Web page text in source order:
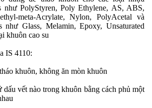
như PolyStyren, Poly Ethylene, AS, ABS,
meta-Acrylate, Nylon, PolyAcetal và
như Glass, Melamin, Epoxy, Unsaturated
khuôn cao su
IS 4110:
khuôn, không ăn mòn khuôn
vết nào trong khuôn bằng cách phủ một